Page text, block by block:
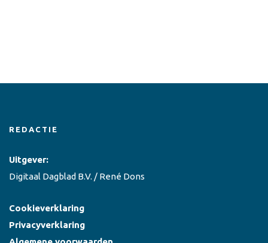
REDACTIE
Uitgever:
Digitaal Dagblad B.V. / René Dons
Cookieverklaring
Privacyverklaring